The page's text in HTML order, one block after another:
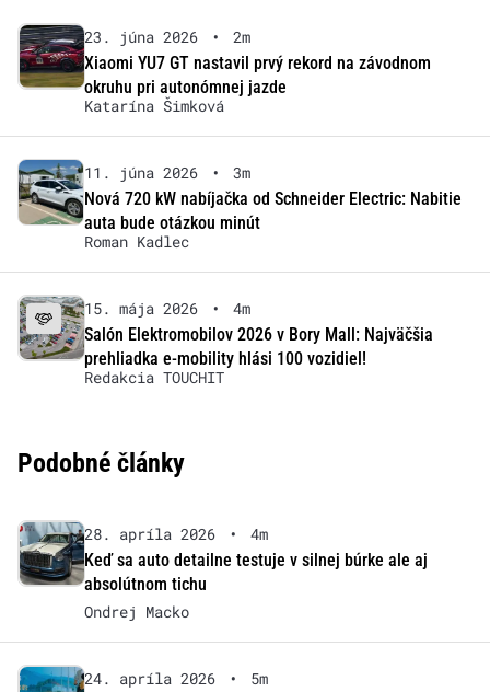
23. júna 2026 •
2m
Xiaomi YU7 GT nastavil prvý rekord na závodnom
okruhu pri autonómnej jazde
Katarína Šimková
11. júna 2026 •
3m
Nová 720 kW nabíjačka od Schneider Electric: Nabitie
auta bude otázkou minút
Roman Kadlec
15. mája 2026 •
4m
Salón Elektromobilov 2026 v Bory Mall: Najväčšia
prehliadka e-mobility hlási 100 vozidiel!
Redakcia TOUCHIT
Podobné články
28. apríla 2026 •
4m
Keď sa auto detailne testuje v silnej búrke ale aj
absolútnom tichu
Ondrej Macko
24. apríla 2026 •
5m